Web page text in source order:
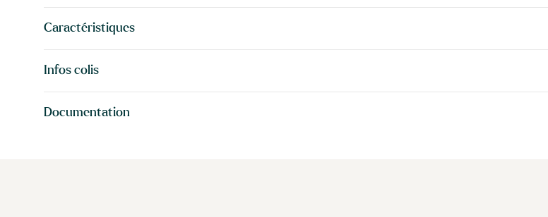
Caractéristiques
Infos colis
Documentation